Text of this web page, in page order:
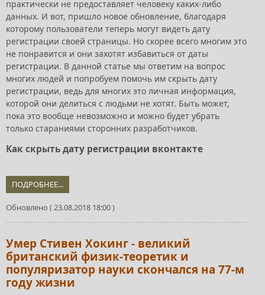
практически не предоставляет человеку каких-либо
данных. И вот, пришло новое обновление, благодаря
которому пользователи теперь могут видеть дату
регистрации своей страницы. Но скорее всего многим это
не понравится и они захотят избавиться от даты
регистрации. В данной статье мы ответим на вопрос
многих людей и попробуем помочь им скрыть дату
регистрации, ведь для многих это личная информация,
которой они делиться с людьми не хотят. Быть может,
пока это вообще невозможно и можно будет убрать
только стараниями сторонних разработчиков.
Как скрыть дату регистрации вконтакте
ПОДРОБНЕЕ...
Обновлено ( 23.08.2018 18:00 )
Умер Стивен Хокинг - великий
британский физик-теоретик и
популяризатор науки скончался на 77-м
году жизни